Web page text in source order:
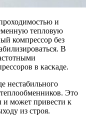
и
тепловую
компрессор без
В
в каскаде.
нестабильного
Это
и может привести к
из строя.